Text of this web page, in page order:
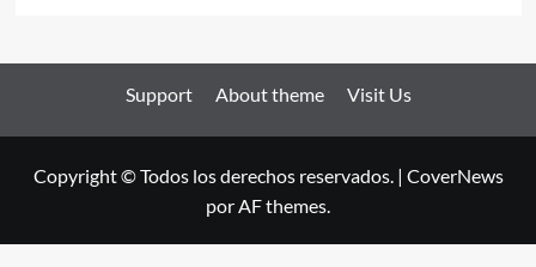
Support About theme Visit Us
Copyright © Todos los derechos reservados. | CoverNews
por AF themes.